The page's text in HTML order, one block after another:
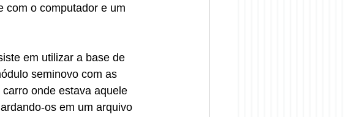
com o computador e um
em utilizar a base de
seminovo com as
onde estava aquele
os em um arquivo